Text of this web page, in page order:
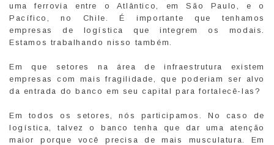
uma ferrovia entre o Atlântico, em São Paulo, e o
Pacífico, no Chile. É importante que tenhamos
empresas de logística que integrem os modais.
Estamos trabalhando nisso também.
Em que setores na área de infraestrutura existem
empresas com mais fragilidade, que poderiam ser alvo
da entrada do banco em seu capital para fortalecê-las?
Em todos os setores, nós participamos. No caso de
logística, talvez o banco tenha que dar uma atenção
maior porque você precisa de mais musculatura. Em